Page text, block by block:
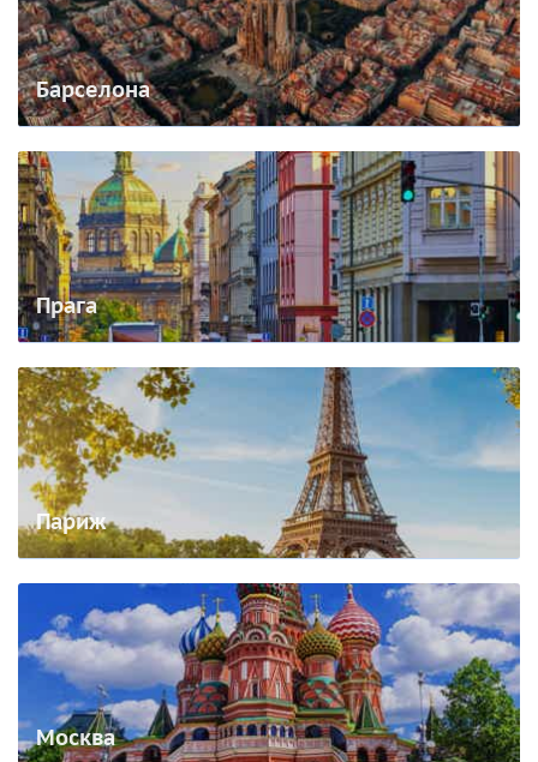
Барселона
Прага
Париж
Москва